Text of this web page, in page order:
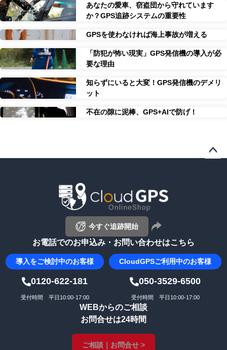
あなたの愛車、窃盗団から守れています
か？GPS追跡システムの重要性
GPSを使わなければ海上事故が増える
「防犯が怖い現実」GPS発信機の導入が必
要な理由
知らずにいると大変！GPS発信機のデメリ
ット
不在の隙に泥棒、GPS+AIで防げ！
今すぐ追跡開始
お電話でのお申込み・お問い合わせはこちら
導入をご検討中のお客様 CloudGPSご利用中のお客様
0120-622-181 050-3529-6500
受付時間 平日10:00-17:00 受付時間 平日10:00-17:00
WEBからのご相談
お問合せは24時間
ご相談｜お問合せ >